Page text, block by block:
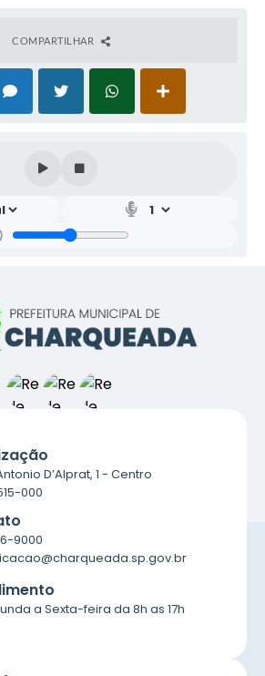
COMPARTILHAR
D’Alprat, 1 - Centro
000
9000
a Sexta-feira da 8h as 17h